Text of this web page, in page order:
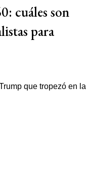
cuáles son
para